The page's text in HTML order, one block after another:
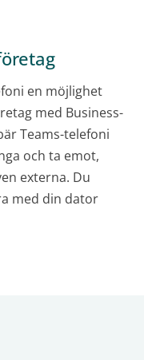
en möjlighet
med Business-
Teams-telefoni
och ta emot,
externa. Du
med din dator